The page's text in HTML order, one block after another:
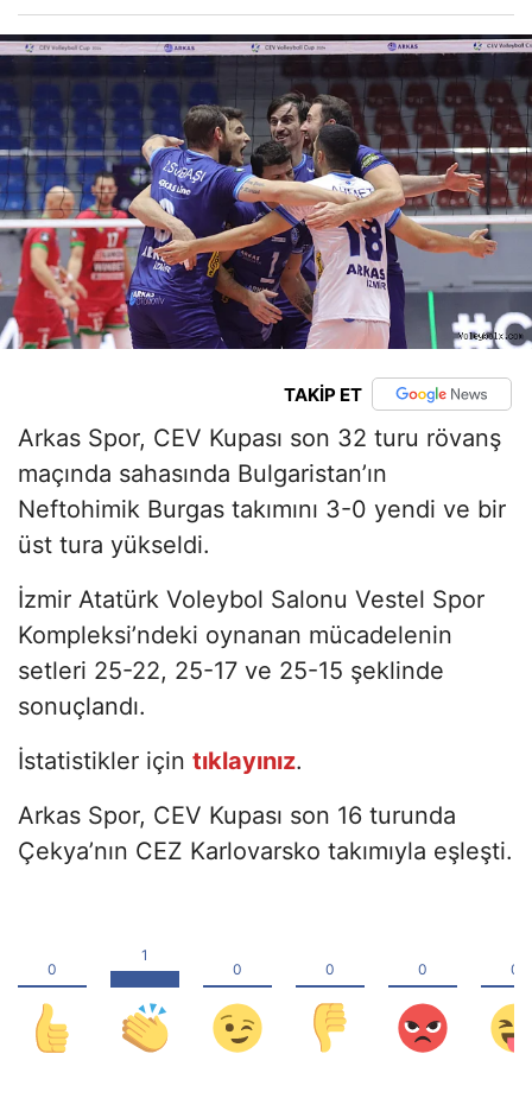
TAKİP ET
Arkas Spor, CEV Kupası son 32 turu rövanş
maçında sahasında Bulgaristan’ın
Neftohimik Burgas takımını 3-0 yendi ve bir
üst tura yükseldi.
İzmir Atatürk Voleybol Salonu Vestel Spor
Kompleksi’ndeki oynanan mücadelenin
setleri 25-22, 25-17 ve 25-15 şeklinde
sonuçlandı.
İstatistikler için tıklayınız.
Arkas Spor, CEV Kupası son 16 turunda
Çekya’nın CEZ Karlovarsko takımıyla eşleşti.